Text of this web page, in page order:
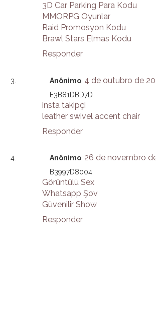
3D Car Parking Para Kodu
MMORPG Oyunlar
Raid Promosyon Kodu
Brawl Stars Elmas Kodu
Responder
Anônimo 4 de outubro de
E3B81DBD7D
insta takipçi
leather swivel accent chair
Responder
Anônimo 26 de novembro
B3997D8004
Görüntülü Sex
Whatsapp Şov
Güvenilir Show
Responder